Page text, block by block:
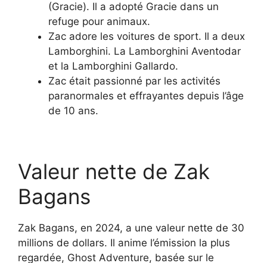
(Gracie). Il a adopté Gracie dans un
refuge pour animaux.
Zac adore les voitures de sport. Il a deux
Lamborghini. La Lamborghini Aventodar
et la Lamborghini Gallardo.
Zac était passionné par les activités
paranormales et effrayantes depuis l’âge
de 10 ans.
Valeur nette de Zak
Bagans
Zak Bagans, en 2024, a une valeur nette de 30
millions de dollars. Il anime l’émission la plus
regardée, Ghost Adventure, basée sur le